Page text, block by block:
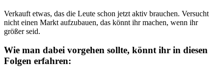
Verkauft etwas, das die Leute schon jetzt aktiv brauchen. Versucht
nicht einen Markt aufzubauen, das könnt ihr machen, wenn ihr
größer seid.
Wie man dabei vorgehen sollte, könnt ihr in diesen
Folgen erfahren: